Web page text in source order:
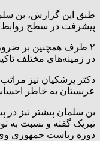
طبق این گزارش، بن
پیشرفت در سطح روابط
۲ طرف همچنین بر
در زمینه‌های مختلف
دکتر پزشکیان نیز
عربستان به خاطر
بن سلمان پیشتر نیز در
تبریک گفته و نسبت به
دوره ریاست جمهوری وی